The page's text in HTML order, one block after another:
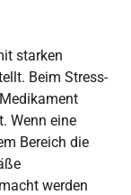
starken
Beim Stress-
Wenn eine
Bereich die
werden